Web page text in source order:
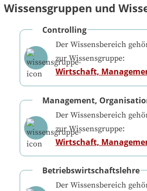
Wissensgruppen und
Controlling
Der Wissensbereich
zur Wissensgruppe:
Wirtschaft,
Management,
Der Wissensbereich
zur Wissensgruppe:
Wirtschaft,
Betriebswirtschaftslehre
Der Wissensbereich